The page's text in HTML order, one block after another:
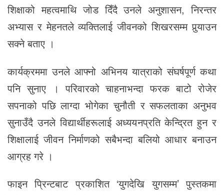
शिक्षाको महत्वमाथि जोड दिँदै उनले अनुशासन, निरन्तर
अभ्यास र मेहनतले व्यक्तिलाई जीवनको शिखरसम्म पुर्‍याउन
सक्ने बताए ।
कार्यक्रममा उनले आफ्नो अभिनय यात्राको संघर्षपूर्ण कथा
पनि सुनाए । परिवारको चाहनाभन्दा फरक बाटो रोजेर
सपनाको पछि लाग्दा भोगेका चुनौती र सफलताका अनुभव
सुनाउँदै उनले विद्यार्थीहरूलाई अध्ययनप्रति केन्द्रित हुन र
शिक्षालाई जीवन निर्माणको सबैभन्दा बलियो आधार बनाउन
आग्रह गरे ।
फाइन प्रिन्टबाट प्रकाशित ‘युगदेखि युगसम्म’ पुस्तकमा